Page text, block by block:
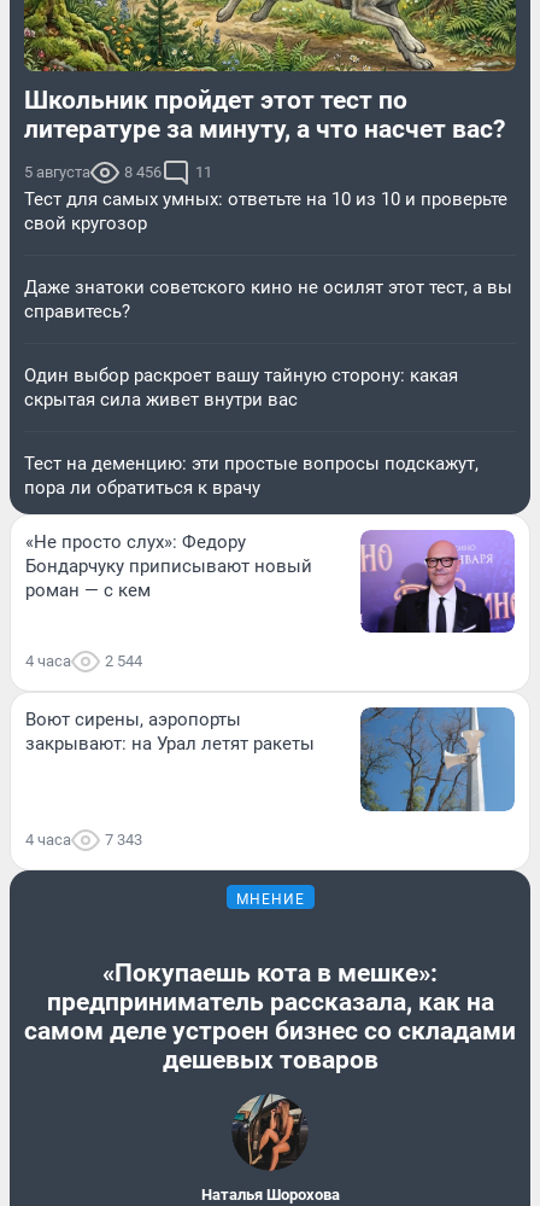
Школьник пройдет этот тест по
литературе за минуту, а что насчет вас?
5 августа 8 456 11
Тест для самых умных: ответьте на 10 из 10 и проверьте
свой кругозор
Даже знатоки советского кино не осилят этот тест, а вы
справитесь?
Один выбор раскроет вашу тайную сторону: какая
скрытая сила живет внутри вас
Тест на деменцию: эти простые вопросы подскажут,
пора ли обратиться к врачу
«Не просто слух»: Федору
Бондарчуку приписывают новый
роман — с кем
4 часа 2 544
Воют сирены, аэропорты
закрывают: на Урал летят ракеты
4 часа 7 343
МНЕНИЕ
«Покупаешь кота в мешке»:
предприниматель рассказала, как на
самом деле устроен бизнес со складами
дешевых товаров
Наталья Шорохова